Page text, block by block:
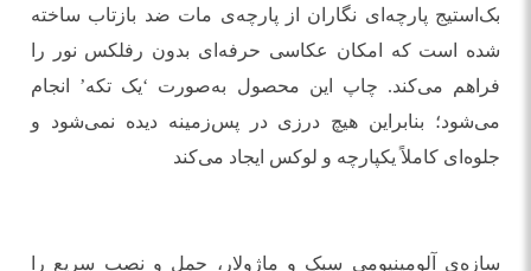
بک‌استیج پارچه‌ای نگاران از پارچه‌ی مات ضد بازتاب ساخته
شده است که امکان عکاسی حرفه‌ای بدون رفلکس نور را
فراهم می‌کند. چاپ این محصول به‌صورت ‘یک‌ تکه’ انجام
می‌شود؛ بنابراین هیچ درزی در پس‌زمینه دیده نمی‌شود و
جلوه‌ای کاملاً یکپارچه و لوکس ایجاد می‌کند
سازه‌ی آلومینیومی سبک و ماژولار، حمل و نصب سریع را